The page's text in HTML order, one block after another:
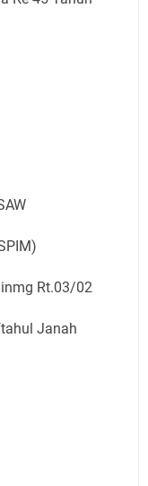
Rt.03/02
Janah